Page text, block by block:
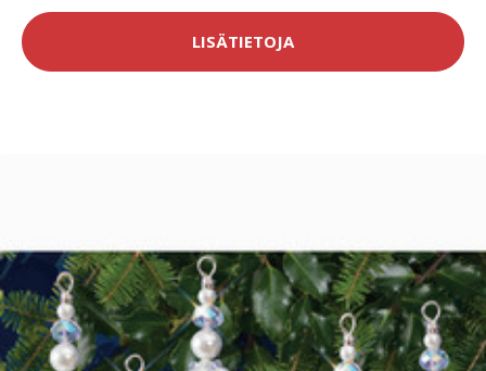
LISÄTIETOJA